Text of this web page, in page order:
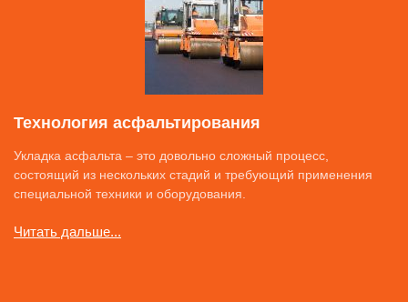
Технология асфальтирования
Укладка асфальта – это довольно сложный процесс,
состоящий из нескольких стадий и требующий применения
специальной техники и оборудования.
Читать дальше...